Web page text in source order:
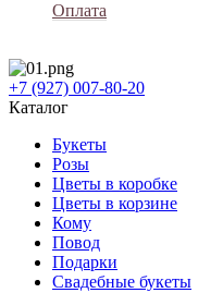
Оплата
+7 (927) 007-80-20
Каталог
Букеты
Розы
Цветы в коробке
Цветы в корзине
Кому
Повод
Подарки
Свадебные букеты